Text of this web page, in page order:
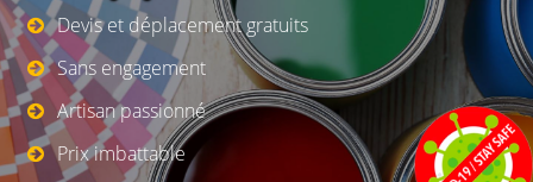
Devis et déplacement gratuits
Sans engagement
Artisan passionné
Prix imbattable